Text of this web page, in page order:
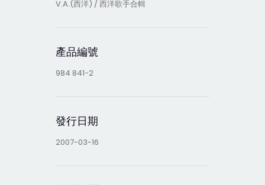
V.A.(西洋) / 西洋歌手合輯
產品編號
984 841-2
發行日期
2007-03-16